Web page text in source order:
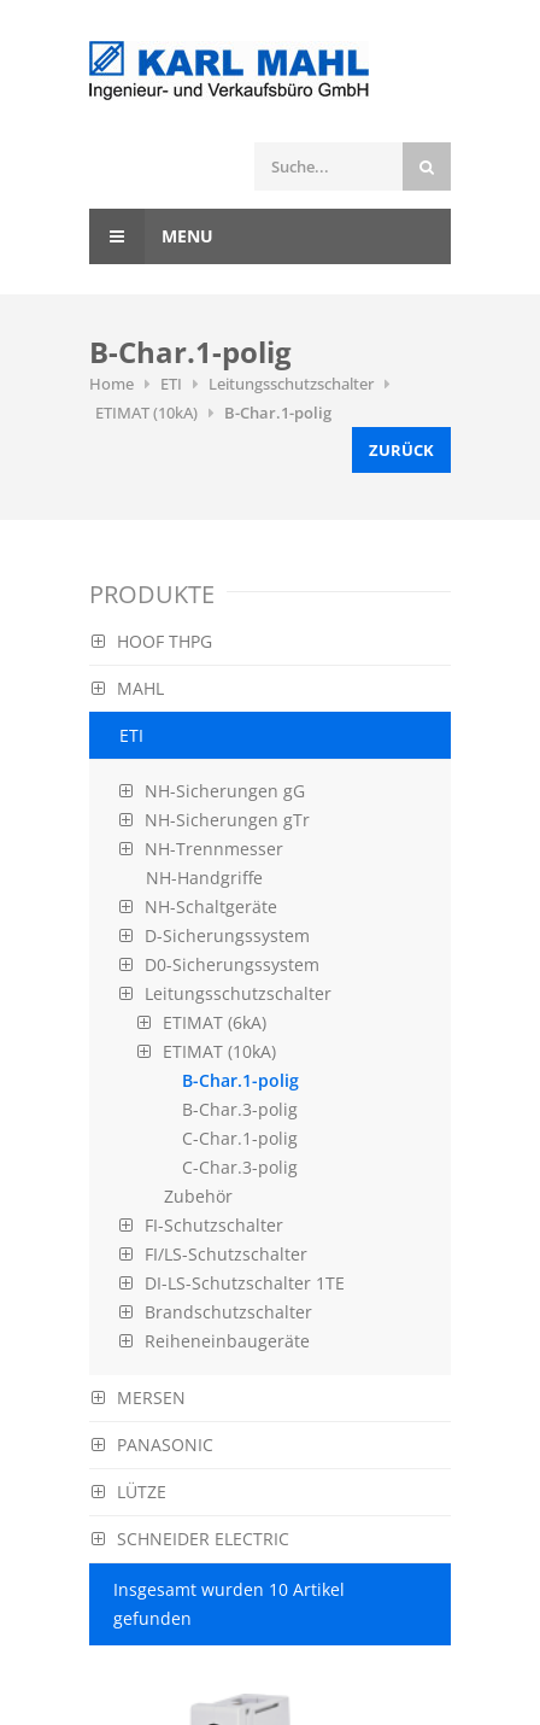
MENU
B-Char.1-polig
Home ETI
Leitungsschutzschalter
ETIMAT (10kA)
B-Char.1-polig
ZURÜCK
PRODUKTE
HOOF THPG
MAHL
ETI
NH-Sicherungen gG
NH-Sicherungen gTr
NH-Trennmesser
NH-Handgriffe
NH-Schaltgeräte
D-Sicherungssystem
D0-Sicherungssystem
Leitungsschutzschalter
ETIMAT (6kA)
ETIMAT (10kA)
B-Char.1-polig
B-Char.3-polig
C-Char.1-polig
C-Char.3-polig
Zubehör
FI-Schutzschalter
FI/LS-Schutzschalter
DI-LS-Schutzschalter 1TE
Brandschutzschalter
Reiheneinbaugeräte
MERSEN
PANASONIC
LÜTZE
SCHNEIDER ELECTRIC
Insgesamt wurden 10 Artikel
gefunden